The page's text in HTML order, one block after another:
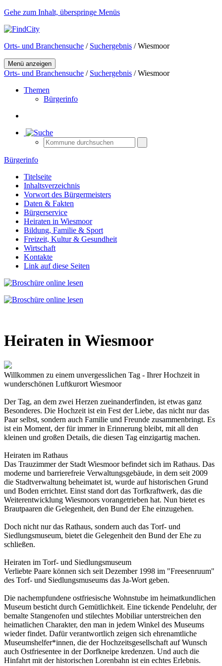
Gehe zum Inhalt, überspringe Menüs
Orts- und Branchensuche / Suchergebnis / Wiesmoor
Menü anzeigen
Orts- und Branchensuche / Suchergebnis / Wiesmoor
Themen
Bürgerinfo
Bürgerinfo
Titelseite
Inhaltsverzeichnis
Vorwort des Bürgermeisters
Daten & Fakten
Bürgerservice
Heiraten in Wiesmoor
Bildung, Familie & Sport
Freizeit, Kultur & Gesundheit
Wirtschaft
Kontakte
Link auf diese Seiten
Heiraten in Wiesmoor
Willkommen zu einem unvergesslichen Tag - Ihrer Hochzeit in
wunderschönen Luftkurort Wiesmoor
Der Tag, an dem zwei Herzen zueinanderfinden, ist etwas ganz
Besonderes. Die Hochzeit ist ein Fest der Liebe, das nicht nur das
Paar selbst, sondern auch Familie und Freunde zusammenbringt. Es
ist ein Moment, der für immer in Erinnerung bleibt, mit all den
kleinen und großen Details, die diesen Tag einzigartig machen.
Heiraten im Rathaus
Das Trauzimmer der Stadt Wiesmoor befindet sich im Rathaus. Das
moderne und barrierefreie Verwaltungsgebäude, in dem seit 2009
die Stadtverwaltung beheimatet ist, wurde auf historischen Grund
und Boden errichtet. Einst stand dort das Torfkraftwerk, das die
Weiterentwicklung Wiesmoors vorangetrieben hat. Nun bietet es
Brautpaaren die Gelegenheit, den Bund der Ehe einzugehen.
Doch nicht nur das Rathaus, sondern auch das Torf- und
Siedlungsmuseum, bietet die Gelegenheit den Bund der Ehe zu
schließen.
Heiraten im Torf- und Siedlungsmuseum
Verliebte Paare können sich seit Dezember 1998 im "Freesenruum"
des Torf- und Siedlungsmuseums das Ja-Wort geben.
Die nachempfundene ostfriesische Wohnstube im heimatkundlichen
Museum besticht durch Gemütlichkeit. Eine tickende Pendeluhr, der
bemalte Stangenofen und stilechtes Mobiliar unterstreichen den
heimatlichen Charakter, den man in jedem Winkel des Museums
wieder findet. Dafür verantwortlich zeigen sich ehrenamtliche
Museumshelfer*innen, die der Hochzeitsgesellschaft auf Wunsch
auch Ostfriesentee in der Dorfkneipe kredenzen. Und auch die
Hinfahrt mit der historischen Lorenbahn ist ein echtes Erlebnis.